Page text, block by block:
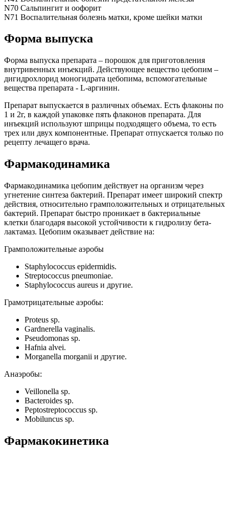
N70 Сальпингит и оофорит
N71 Воспалительная болезнь матки, кроме шейки матки
Форма выпуска
Форма выпуска препарата – порошок для приготовления
внутривенных инъекций. Действующее вещество цебопим –
дигидрохлорид моногидрата цебопима, вспомогательные
вещества препарата - L-аргинин.
Препарат выпускается в различных объемах. Есть флаконы по
1 и 2г, в каждой упаковке пять флаконов препарата. Для
инъекций используют шприцы подходящего объема, то есть
трех или двух компонентные. Препарат отпускается только по
рецепту лечащего врача.
Фармакодинамика
Фармакодинамика цебопим действует на организм через
угнетение синтеза бактерий. Препарат имеет широкий спектр
действия, относительно грамположительных и отрицательных
бактерий. Препарат быстро проникает в бактериальные
клетки благодаря высокой устойчивости к гидролизу бета-
лактамаз. Цебопим оказывает действие на:
Грамположительные аэробы
Staphylococcus epidermidis.
Streptococcus pneumoniae.
Staphylococcus aureus и другие.
Грамотрицательные аэробы:
Proteus sp.
Gardnerella vaginalis.
Pseudomonas sp.
Hafnia alvei.
Morganella morganii и другие.
Анаэробы:
Veillonella sp.
Bacteroides sp.
Peptostreptococcus sp.
Mobiluncus sp.
Фармакокинетика